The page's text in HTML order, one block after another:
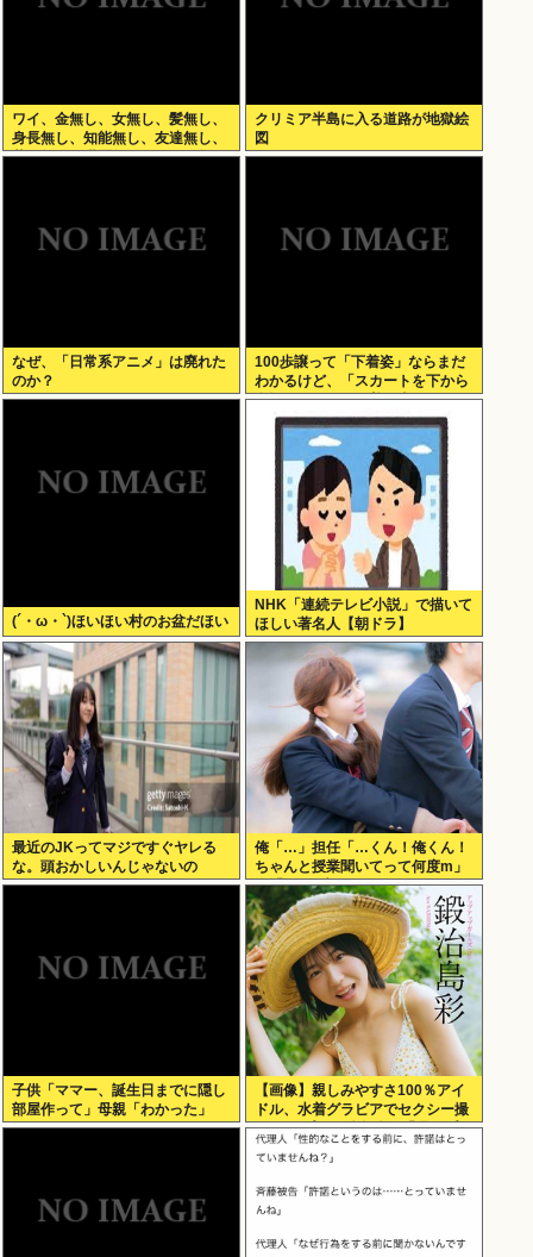
ワイ、金無し、女無し、髪無し、
身長無し、知能無し、友達無し、
若さ無し、職歴無し、やる気無し
クリミア半島に入る道路が地獄絵
図
なぜ、「日常系アニメ」は廃れた
のか？
100歩譲って「下着姿」ならまだ
わかるけど、「スカートを下から
盗撮して写った下着写真」見て何
が楽しいんだ？
(´・ω・`)ほいほい村のお盆だほい
NHK「連続テレビ小説」で描いて
ほしい著名人【朝ドラ】
最近のJKってマジですぐヤレる
な。頭おかしいんじゃないの
俺「…」担任「…くん！俺くん！
ちゃんと授業聞いてって何度m」
俺「(───来るッ！)」
子供「ママー、誕生日までに隠し
部屋作って」母親「わかった」
【画像】親しみやすさ100％アイ
ドル、水着グラビアでセクシー撮
wwwアプガ鍛治島彩、「週刊プレ
イボーイ」で美スタイルを大解
放！！！